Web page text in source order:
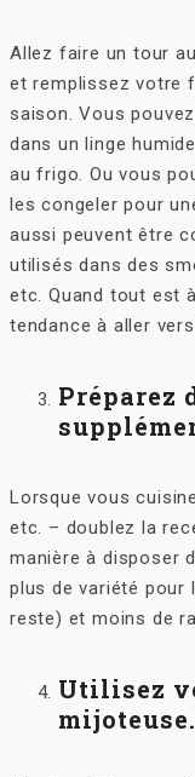
Allez faire un tour
et remplissez votre
saison. Vous
dans un linge
au frigo. Ou vous
les congeler pour
aussi peuvent être
utilisés dans des
etc. Quand tout est
tendance à aller
Préparez
Lorsque vous
etc. – doublez la
manière à disposer
plus de variété pour
reste) et moins de
Utilisez
mijoteuse.